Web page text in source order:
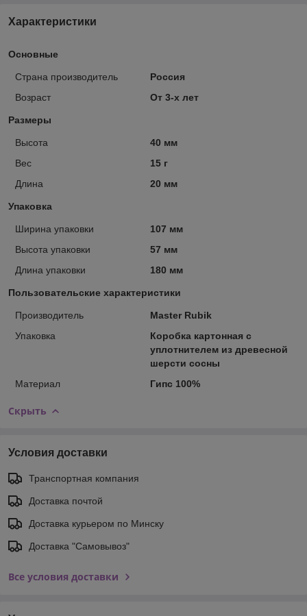
Характеристики
Основные
Страна производитель
Россия
Возраст
От 3-х лет
Размеры
Высота
40 мм
Вес
15 г
Длина
20 мм
Упаковка
Ширина упаковки
107 мм
Высота упаковки
57 мм
Длина упаковки
180 мм
Пользовательские характеристики
Производитель
Master Rubik
Упаковка
Коробка картонная с
уплотнителем из древесной
шерсти сосны
Материал
Гипс 100%
Скрыть
Условия доставки
Транспортная компания
Доставка почтой
Доставка курьером по Минску
Доставка "Самовывоз"
Все условия доставки